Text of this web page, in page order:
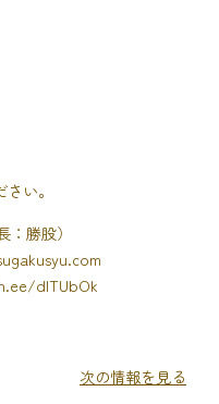
い。
：勝股）
dITUbOk
次の情報を見る